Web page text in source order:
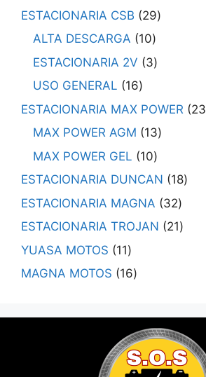
ESTACIONARIA CSB
29
ALTA DESCARGA
10
ESTACIONARIA 2V
3
USO GENERAL
16
ESTACIONARIA MAX POWER
23
MAX POWER AGM
13
MAX POWER GEL
10
ESTACIONARIA DUNCAN
18
ESTACIONARIA MAGNA
32
ESTACIONARIA TROJAN
21
YUASA MOTOS
11
MAGNA MOTOS
16